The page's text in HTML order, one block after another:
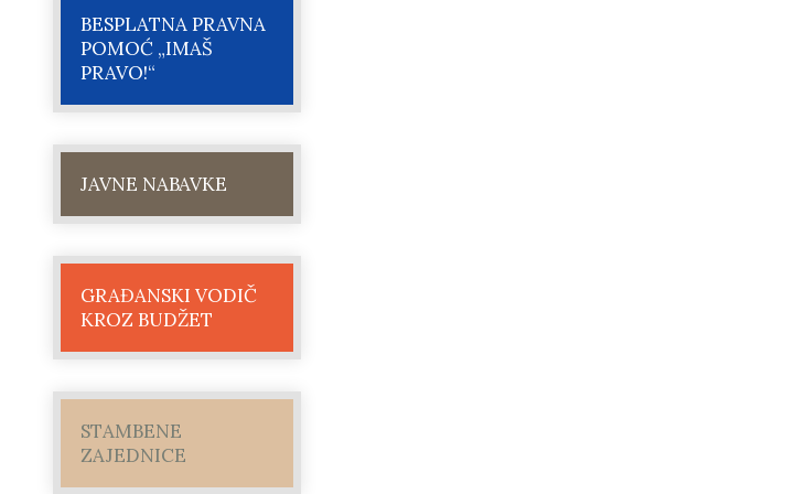
BESPLATNA PRAVNA
POMOĆ „IMAŠ
PRAVO!“
JAVNE NABAVKE
GRAĐANSKI VODIČ
KROZ BUDŽET
STAMBENE
ZAJEDNICE